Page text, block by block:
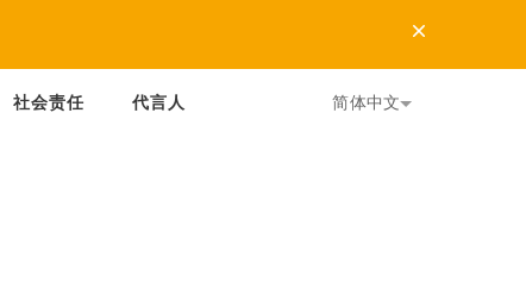
Dismiss
社会责任 代言人 简体中文